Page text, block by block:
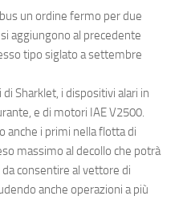
un ordine fermo per due
si aggiungono al precedente
tipo siglato a settembre
di Sharklet, i dispositivi alari in
e di motori IAE V2500.
anche i primi nella flotta di
massimo al decollo che potrà
consentire al vettore di
anche operazioni a più